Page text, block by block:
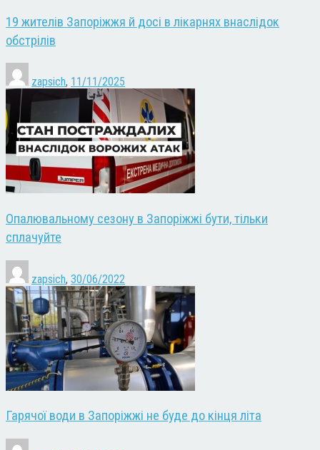
19 жителів Запоріжжя й досі в лікарнях внаслідок
обстрілів
zapsich, 11/11/2025
Опалювальному сезону в Запоріжжі бути, тільки
сплачуйте
zapsich, 30/06/2022
Гарячої води в Запоріжжі не буде до кінця літа